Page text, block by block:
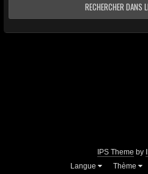
RECHERCHER DANS
IPS Theme by
Langue
Thème